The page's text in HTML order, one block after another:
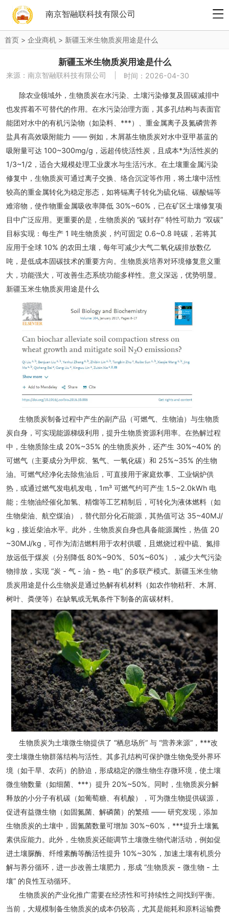
南京智融联科技有限公司
首页> 企业商机> 新疆玉米生物质炭用途是什么
新疆玉米生物质炭用途是什么
来源： 南京智融联科技有限公司 时间：2026-04-30
除农业领域外，生物质炭在水污染、土壤污染修复及固碳减排中
也发挥着不可替代的作用。在水污染治理方面，其多孔结构与表面官
能团对水中的有机污染物（如染料、***）、重金属离子及氮磷营养
盐具有高效吸附能力 —— 例如，木屑基生物质炭对水中亚甲基蓝的
吸附量可达 100~300mg/g，远超传统活性炭，且成本*为活性炭的
1/3~1/2，适合大规模处理工业废水与生活污水。在土壤重金属污染
修复中，生物质炭可通过离子交换、络合沉淀等作用，将土壤中活性
较高的重金属转化为稳定形态，如将镉离子转化为硫化镉、碳酸镉等
难溶物，使作物重金属吸收率降低 30%~60%，已在矿区土壤修复项
目中广泛应用。更重要的是，生物质炭的 “碳封存” 特性可助力 “双碳”
目标实现：每生产 1 吨生物质炭，约可固定 0.6~0.8 吨碳，若将其
应用于全球 10% 的农田土壤，每年可减少大气二氧化碳排放数亿
吨，是低成本固碳技术的重要方向。生物质炭培养对环境修复意义重
大，功能强大，可改善生态系统功能多样性。意义深远，优势明显。
新疆玉米生物质炭用途是什么
生物质炭制备过程中产生的副产品（可燃气、生物油）与生物质
炭自身，可实现能源梯级利用，提升生物质资源利用率。在热解过程
中，生物质除生成 20%~35% 的生物质炭外，还产生 30%~40% 的
可燃气（主要成分为甲烷、氢气、一氧化碳）和 25%~35% 的生物
油。可燃气经净化去除焦油后，可直接用于家庭炊事、工业锅炉供
热，或通过燃气发电机发电，1m³ 可燃气约可产生 1.5~2.0kWh 电
能；生物油经催化加氢、精馏等工艺精制后，可转化为液体燃料（如
生物柴油、航空煤油），替代部分化石能源，其热值可达 35~40MJ/
kg，接近柴油水平。此外，生物质炭自身也具备能源属性，热值 20
~30MJ/kg，可作为清洁燃料用于农村供暖，且燃烧过程中硫、氮排
放远低于煤炭（分别降低 80%~90%、50%~60%），减少大气污染
物排放，实现 “炭 - 气 - 油 - 热 - 电” 的多联产模式。新疆玉米生物
质炭用途是什么生物炭是通过热解有机材料（如农作物秸秆、木屑、
树叶、粪便等）在缺氧或无氧条件下制备的富碳材料。
生物质炭为土壤微生物提供了 “栖息场所” 与 “营养来源”，***改
变土壤微生物群落结构与活性。其多孔结构可保护微生物免受外界环
境（如干旱、农药）的胁迫，形成稳定的微生物生存微环境，使土壤
微生物数量（如细菌、***）提升 20%~50%。同时，生物质炭分解
释放的小分子有机碳（如葡萄糖、有机酸），可为微生物提供碳源，
促进有益微生物（如固氮菌、解磷菌）的繁殖 —— 研究发现，添加
生物质炭的土壤中，固氮菌数量可增加 30%~60%，***提升土壤氮
素供应能力。此外，生物质炭还能调节土壤微生物代谢活动，例如促
进土壤脲酶、纤维素酶等酶活性提升 10%~30%，加速土壤有机质分
解与养分循环，进一步改善土壤肥力，形成 “生物质炭 - 微生物 - 土
壤” 的良性互动循环。
生物质炭的产业化推广需要在经济性和可持续性之间找到平衡。
当前，大规模制备生物质炭的成本仍较高，尤其是能耗和原料运输费